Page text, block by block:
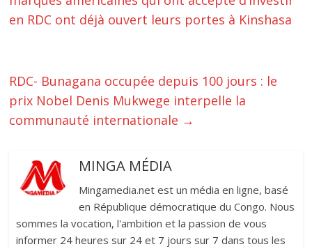
en RDC ont déjà ouvert leurs portes à Kinshasa
RDC- Bunagana occupée depuis 100 jours : le
prix Nobel Denis Mukwege interpelle la
communauté internationale →
MINGA MÉDIA
Mingamedia.net est un média en ligne, basé
en République démocratique du Congo. Nous
sommes la vocation, l'ambition et la passion de vous
informer 24 heures sur 24 et 7 jours sur 7 dans tous les